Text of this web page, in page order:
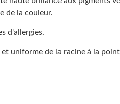
de la couleur.
d'allergies.
uniforme de la racine à la